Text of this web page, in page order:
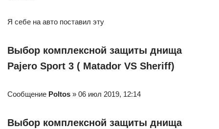
Я себе на авто поставил эту
Выбор комплексной защиты днища
Pajero Sport 3 ( Matador VS Sheriff)
Сообщение Poltos » 06 июл 2019, 12:14
Выбор комплексной защиты днища